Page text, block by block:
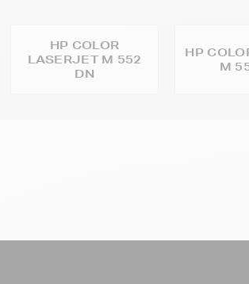
HP COLOR
LASERJET M 552
DN
HP
M